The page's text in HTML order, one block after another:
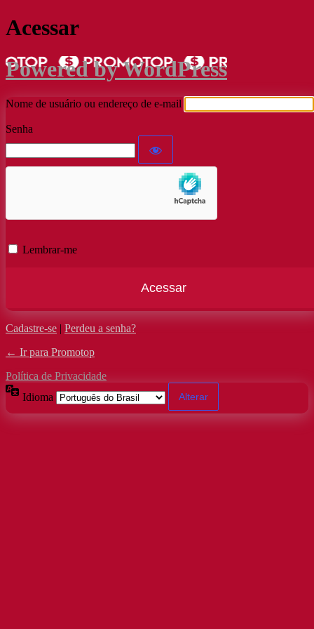
Acessar
Powered by WordPress
Nome de usuário ou endereço de e-mail
Senha
Lembrar-me
Cadastre-se | Perdeu a senha?
← Ir para Promotop
Política de Privacidade
Idioma